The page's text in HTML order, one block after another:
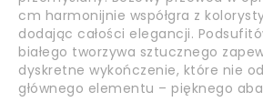
cm harmonijnie współgra z
dodając całości elegancji.
białego tworzywa sztucznego
dyskretne wykończenie, które nie
głównego elementu – pięknego